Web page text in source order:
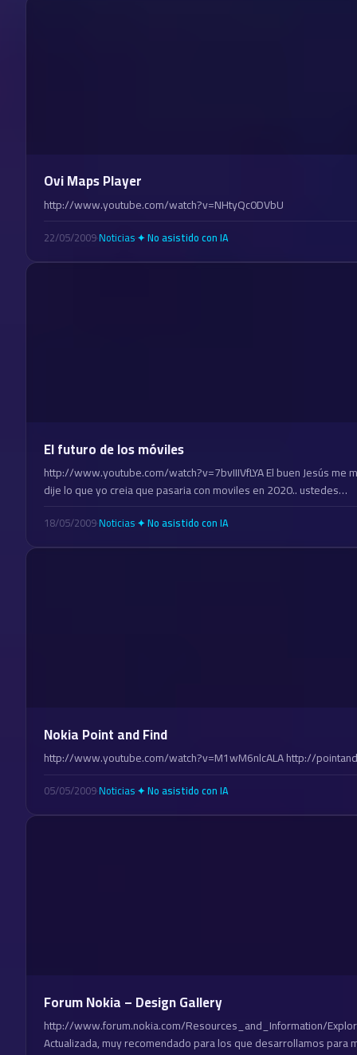
Ovi Maps Player
http://www.youtube.com/watch?v=NHtyQc0DVbU
22/05/2009Noticias·✦ No asistido con IA
El futuro de los móviles
http://www.youtube.com/watch?v=7bvIIIVfLYA El buen Jesús
dije lo que yo creia que pasaria con moviles en 2020.. ustedes…
18/05/2009·Noticias·✦ No asistido con IA
Nokia Point and Find
http://www.youtube.com/watch?v=M1wM6nlcALA http://
05/05/2009·Noticias·✦ No asistido con IA
Forum Nokia – Design Gallery
http://www.forum.nokia.com/Resources_and_Information/
Actualizada, muy recomendado para los que desarrollamos para